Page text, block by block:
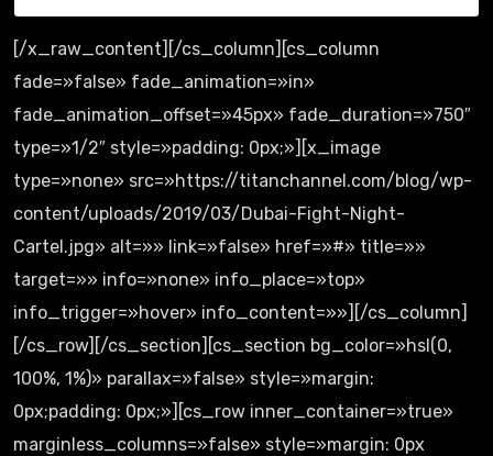
[/x_raw_content][/cs_column][cs_column
fade=»false» fade_animation=»in»
fade_animation_offset=»45px» fade_duration=»750″
type=»1/2″ style=»padding: 0px;»][x_image
type=»none» src=»https://titanchannel.com/blog/wp-
content/uploads/2019/03/Dubai-Fight-Night-
Cartel.jpg» alt=»» link=»false» href=»#» title=»»
target=»» info=»none» info_place=»top»
info_trigger=»hover» info_content=»»][/cs_column]
[/cs_row][/cs_section][cs_section bg_color=»hsl(0,
100%, 1%)» parallax=»false» style=»margin:
0px;padding: 0px;»][cs_row inner_container=»true»
marginless_columns=»false» style=»margin: 0px